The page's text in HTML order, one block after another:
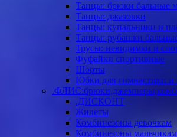
Танцы: брюки бальные
Танцы: джазовки
Танцы: купальники и
Танцы: рубашки
Трусы: невидимки и
Фуфайки спортивные
Шорты
Юбки для гимнастики и
.ДИСКОНТ
Жилеты
Комбинезоны девочкам
Комбинезоны мальчикам